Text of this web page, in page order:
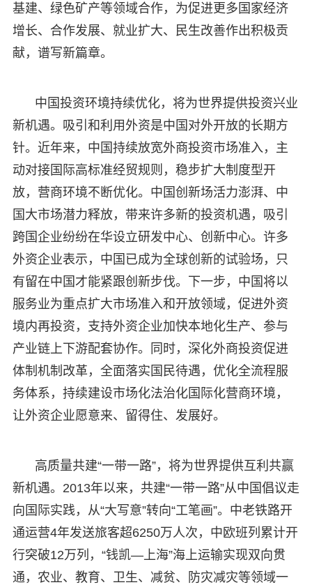
基建、绿色矿产等领域合作，为促进更多国家经济
增长、合作发展、就业扩大、民生改善作出积极贡
献，谱写新篇章。
中国投资环境持续优化，将为世界提供投资兴业
新机遇。吸引和利用外资是中国对外开放的长期方
针。近年来，中国持续放宽外商投资市场准入，主
动对接国际高标准经贸规则，稳步扩大制度型开
放，营商环境不断优化。中国创新场活力澎湃、中
国大市场潜力释放，带来许多新的投资机遇，吸引
跨国企业纷纷在华设立研发中心、创新中心。许多
外资企业表示，中国已成为全球创新的试验场，只
有留在中国才能紧跟创新步伐。下一步，中国将以
服务业为重点扩大市场准入和开放领域，促进外资
境内再投资，支持外资企业加快本地化生产、参与
产业链上下游配套协作。同时，深化外商投资促进
体制机制改革，全面落实国民待遇，优化全流程服
务体系，持续建设市场化法治化国际化营商环境，
让外资企业愿意来、留得住、发展好。
高质量共建“一带一路”，将为世界提供互利共赢
新机遇。2013年以来，共建“一带一路”从中国倡议走
向国际实践，从“大写意”转向“工笔画”。中老铁路开
通运营4年发送旅客超6250万人次，中欧班列累计开
行突破12万列，“钱凯—上海”海上运输实现双向贯
通，农业、教育、卫生、减贫、防灾减灾等领域一